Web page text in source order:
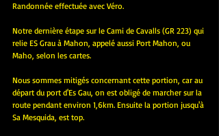
Randonnée effectuée avec Véro.
Notre dernière étape sur le Cami de Cavalls (GR 223) qui
relie ES Grau à Mahon, appelé aussi Port Mahon, ou
Maho, selon les cartes.
Nous sommes mitigés concernant cette portion, car au
départ du port d'Es Gau, on est obligé de marcher sur la
route pendant environ 1,6km. Ensuite la portion jusqu'à
Sa Mesquida, est top.